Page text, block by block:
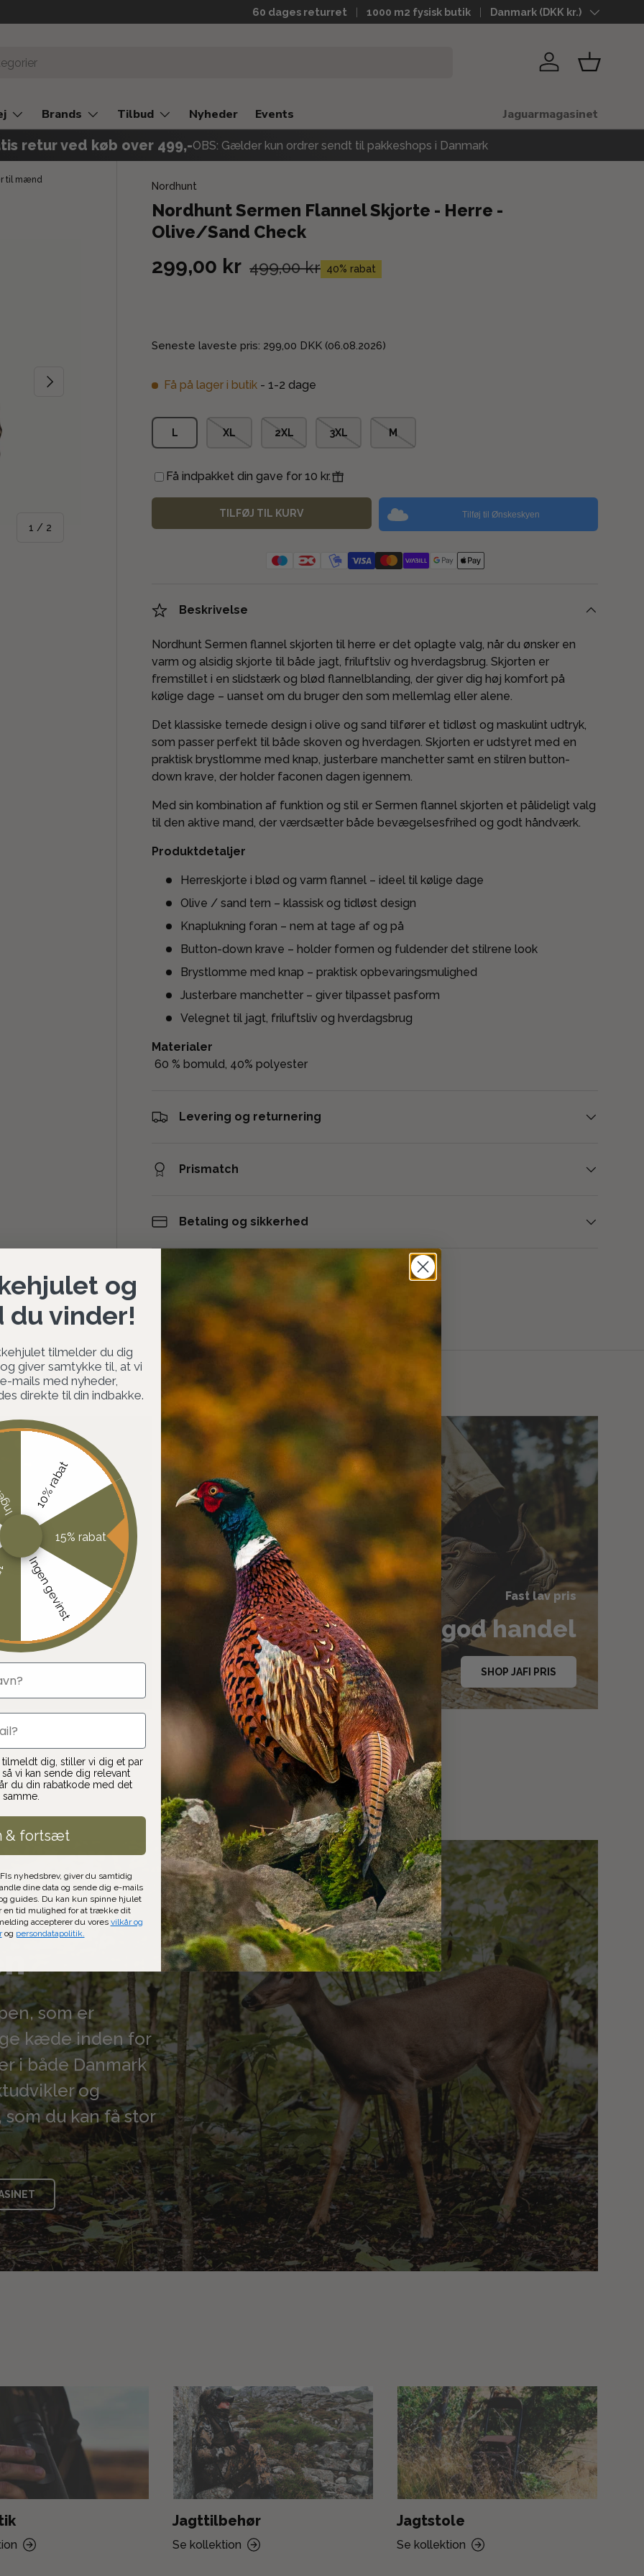
Prismatch
60 dages returret 1000 m2 fysisk butik Land
Danmark (DKK kr.)
Log indKurv
Brands Tilbud Nyheder Events Jaguarmagasinet
retur ved køb over 499,-OBS: Gælder kun ordrer sendt til pakkeshops i Danmark
til mænd
1 / af
2
NÆSTE
Nordhunt
Nordhunt Sermen Flannel Skjorte - Herre -
Olive/Sand Check
299,00 kr 499,00 kr 40% rabat
Seneste laveste pris: 299,00 DKK (06.08.2026)
Få på lager i butik - 1-2 dage
L XL 2XL 3XL M
Få indpakket din gave for 10 kr.
TILFØJ TIL KURV Tilføj til Ønskeskyen
Beskrivelse
Nordhunt Sermen flannel skjorten til herre er det oplagte valg, når du ønsker en
varm og alsidig skjorte til både jagt, friluftsliv og hverdagsbrug. Skjorten er
fremstillet i en slidstærk og blød flannelblanding, der giver dig høj komfort på
kølige dage – uanset om du bruger den som mellemlag eller alene.
Det klassiske ternede design i olive og sand tilfører et tidløst og maskulint udtryk,
som passer perfekt til både skoven og hverdagen. Skjorten er udstyret med en
praktisk brystlomme med knap, justerbare manchetter samt en stilren button-
down krave, der holder faconen dagen igennem.
Med sin kombination af funktion og stil er Sermen flannel skjorten et pålideligt valg
til den aktive mand, der værdsætter både bevægelsesfrihed og godt håndværk.
Produktdetaljer
Herreskjorte i blød og varm flannel – ideel til kølige dage
Olive / sand tern – klassisk og tidløst design
Knaplukning foran – nem at tage af og på
Button-down krave – holder formen og fuldender det stilrene look
Brystlomme med knap – praktisk opbevaringsmulighed
Justerbare manchetter – giver tilpasset pasform
Velegnet til jagt, friluftsliv og hverdagsbrug
Materialer
60 % bomuld, 40% polyester
Levering og returnering
Prismatch
Betaling og sikkerhed
Fast lav pris
Gør altid en god handel
SHOP JAFI PRIS
som er
kæde inden for
i både Danmark
og
du kan få stor
Jagttilbehør
Se kollektion
Jagtstole
Se kollektion
og
du vinder!
tilmelder du dig
giver samtykke til, at vi
mails med nyheder,
direkte til din indbakke.
10% rabat
15% rabat
Ingen gevinst
tilmeldt dig, stiller vi dig et par
vi kan sende dig relevant
du din rabatkode med det
samme.
& fortsæt
nyhedsbrev, giver du samtidig
dine data og sende dig e-mails
guides. Du kan kun spinne hjulet
en tid mulighed for at trække dit
accepterer du vores vilkår og
og persondatapolitik.